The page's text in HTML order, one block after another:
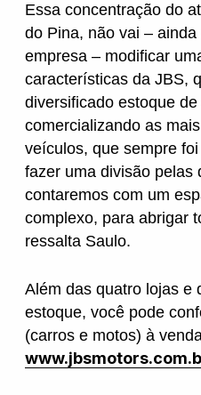
Essa concentração do
do Pina, não vai –
empresa – modificar
características da JBS,
diversificado estoque
comercializando as
veículos, que sempre
fazer uma divisão pelas
contaremos com um
complexo, para abrigar
ressalta Saulo.
Além das quatro lojas e
estoque, você pode
(carros e motos) à